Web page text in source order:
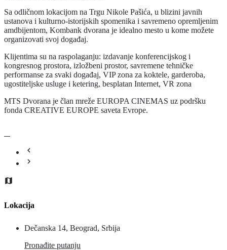
Sa odličnom lokacijom na Trgu Nikole Pašića, u blizini javnih
ustanova i kulturno-istorijskih spomenika i savremeno opremljenim
amdbijentom, Kombank dvorana je idealno mesto u kome možete
organizovati svoj događaj.
Klijentima su na raspolaganju: izdavanje konferencijskog i
kongresnog prostora, izložbeni prostor, savremene tehničke
performanse za svaki događaj, VIP zona za koktele, garderoba,
ugostiteljske usluge i ketering, besplatan Internet, VR zona
MTS Dvorana je član mreže EUROPA CINEMAS uz podršku
fonda CREATIVE EUROPE saveta Evrope.
Lokacija
Dečanska 14, Beograd, Srbija
Pronađite putanju